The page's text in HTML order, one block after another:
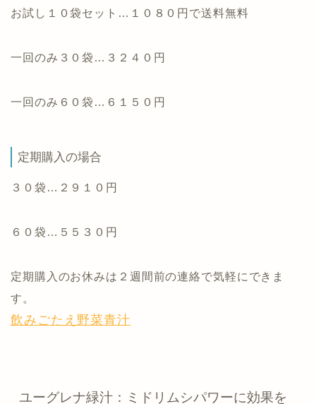
お試し１０袋セット…１０８０円で送料無料
一回のみ３０袋…３２４０円
一回のみ６０袋…６１５０円
定期購入の場合
３０袋…２９１０円
６０袋…５５３０円
定期購入のお休みは２週間前の連絡で気軽にできま
す。
飲みごたえ野菜青汁
ユーグレナ緑汁：ミドリムシパワーに効果を